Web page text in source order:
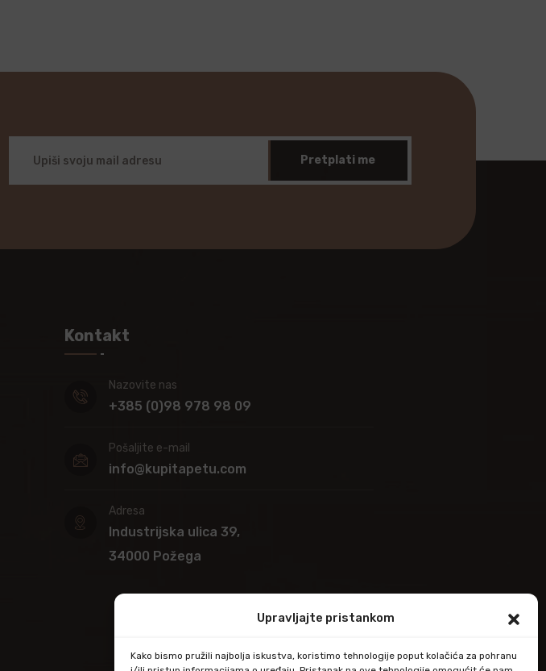
Upravljajte pristankom
Kako bismo pružili najbolja iskustva, koristimo tehnologije poput kolačića za pohranu
Pretplati me
Kontakt
Nazovite nas
+385 (0)98 978 98 09
Pošaljite e-mail
info@kupitapetu.com
Adresa
Industrijska ulica 39,
34000 Požega